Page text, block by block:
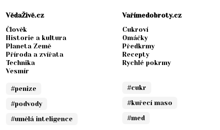
VědaŽivě.cz
Člověk
Historie a kultura
Planeta Země
Příroda a zvířata
Technika
Vesmír
#penize
#podvody
#umělá inteligence
Vařímedobroty.cz
Cukroví
Omáčky
Předkrmy
Recepty
Rychlé pokrmy
#cukr
#kuřecí maso
#med